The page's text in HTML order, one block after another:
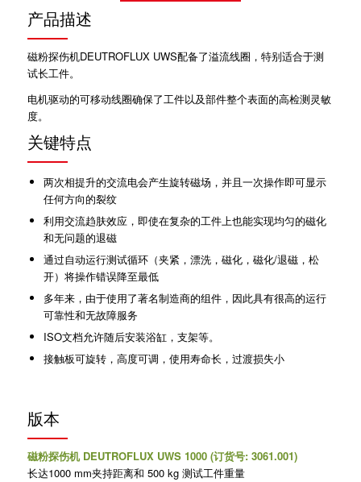
产品描述
磁粉探伤机DEUTROFLUX UWS配备了溢流线圈，特别适合于测
试长工件。
电机驱动的可移动线圈确保了工件以及部件整个表面的高检测灵敏
度。
关键特点
两次相提升的交流电会产生旋转磁场，并且一次操作即可显示
任何方向的裂纹
利用交流趋肤效应，即使在复杂的工件上也能实现均匀的磁化
和无问题的退磁
通过自动运行测试循环（夹紧，漂洗，磁化，磁化/退磁，松
开）将操作错误降至最低
多年来，由于使用了著名制造商的组件，因此具有很高的运行
可靠性和无故障服务
ISO文档允许随后安装浴缸，支架等。
接触板可旋转，高度可调，使用寿命长，过渡损失小
版本
磁粉探伤机 DEUTROFLUX UWS 1000 (订货号: 3061.001)
长达1000 mm夹持距离和 500 kg 测试工件重量